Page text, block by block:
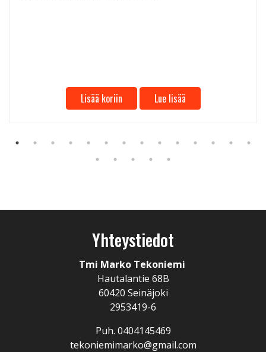
Lisää koriin Lue lisää
Yhteystiedot
Tmi Marko Tekoniemi
Hautalantie 68B
60420 Seinäjoki
2953419-6
Puh. 0404145469
tekoniemimarko@gmail.com